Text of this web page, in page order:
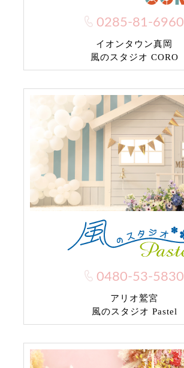
0285-81-6960
イオンタウン真岡
風のスタジオ CORO
0480-53-5830
アリオ鷲宮
風のスタジオ Pastel